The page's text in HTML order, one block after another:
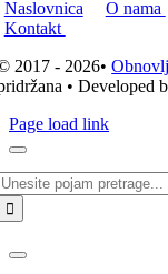
Naslovnica O nama
Kontakt
2017 - 2026•
• Developed
Page load link